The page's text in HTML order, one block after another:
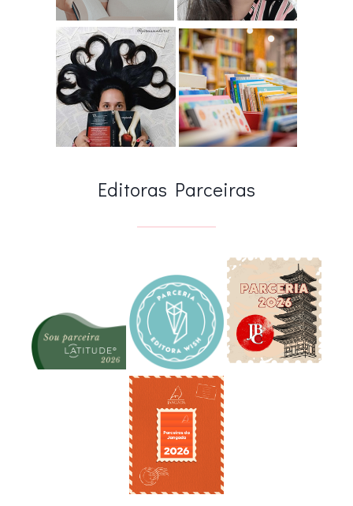
Editoras Parceiras